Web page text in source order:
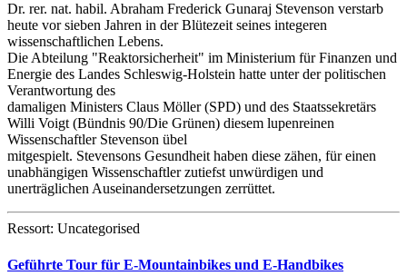
Dr. rer. nat. habil. Abraham Frederick Gunaraj Stevenson verstarb
heute vor sieben Jahren in der Blütezeit seines integeren
wissenschaftlichen Lebens.
Die Abteilung "Reaktorsicherheit" im Ministerium für Finanzen und
Energie des Landes Schleswig-Holstein hatte unter der politischen
Verantwortung des
damaligen Ministers Claus Möller (SPD) und des Staatssekretärs
Willi Voigt (Bündnis 90/Die Grünen) diesem lupenreinen
Wissenschaftler Stevenson übel
mitgespielt. Stevensons Gesundheit haben diese zähen, für einen
unabhängigen Wissenschaftler zutiefst unwürdigen und
unerträglichen Auseinandersetzungen zerrüttet.
Ressort: Uncategorised
Geführte Tour für E-Mountainbikes und E-Handbikes